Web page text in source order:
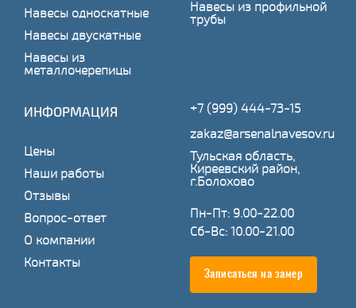
Навесы односкатные
Навесы двускатные
Навесы из
металлочерепицы
Навесы из профильной
трубы
ИНФОРМАЦИЯ
Цены
Наши работы
Отзывы
Вопрос-ответ
О компании
Контакты
+7 (999) 444-73-15
zakaz@arsenalnavesov.ru
Тульская область,
Киреевский район,
г.Болохово
Пн-Пт: 9.00-22.00
Сб-Вс: 10.00-21.00
Записаться на замер